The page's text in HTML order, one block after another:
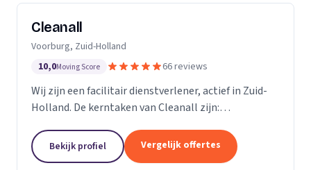
Cleanall
Voorburg, Zuid-Holland
10,0Moving Score 66 reviews
Wij zijn een facilitair dienstverlener, actief in Zuid-
Holland. De kerntaken van Cleanall zijn:
wij aanbieden in particulieren en zakelijke
omgevingen....
Bekijk profiel Vergelijk offertes